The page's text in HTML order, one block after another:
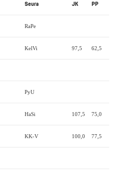
Seura JK PP
RaPe
KelVi 97,5 62,5
PyU
HaSi 107,5 75,0
KK-V 100,0 77,5